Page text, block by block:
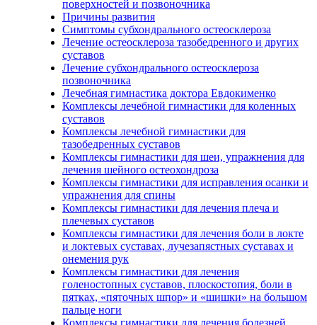
поверхностей и позвоночника
Причины развития
Симптомы субхондрального остеосклероза
Лечение остеосклероза тазобедренного и других
суставов
Лечение субхондрального остеосклероза
позвоночника
Лечебная гимнастика доктора Евдокименко
Комплексы лечебной гимнастики для коленных
суставов
Комплексы лечебной гимнастики для
тазобедренных суставов
Комплексы гимнастики для шеи, упражнения для
лечения шейного остеохондроза
Комплексы гимнастики для исправления осанки и
упражнения для спины
Комплексы гимнастики для лечения плеча и
плечевых суставов
Комплексы гимнастики для лечения боли в локте
и локтевых суставах, лучезапястных суставах и
онемения рук
Комплексы гимнастики для лечения
голеностопных суставов, плоскостопия, боли в
пятках, «пяточных шпор» и «шишки» на большом
пальце ноги
Комплексы гимнастики для лечения болезней